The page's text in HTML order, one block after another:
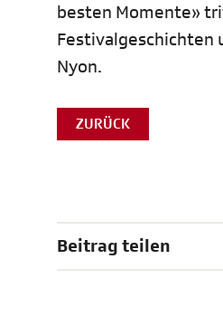
besten Momente»
Festivalgeschichten
Nyon.
ZURÜCK
Beitrag teilen